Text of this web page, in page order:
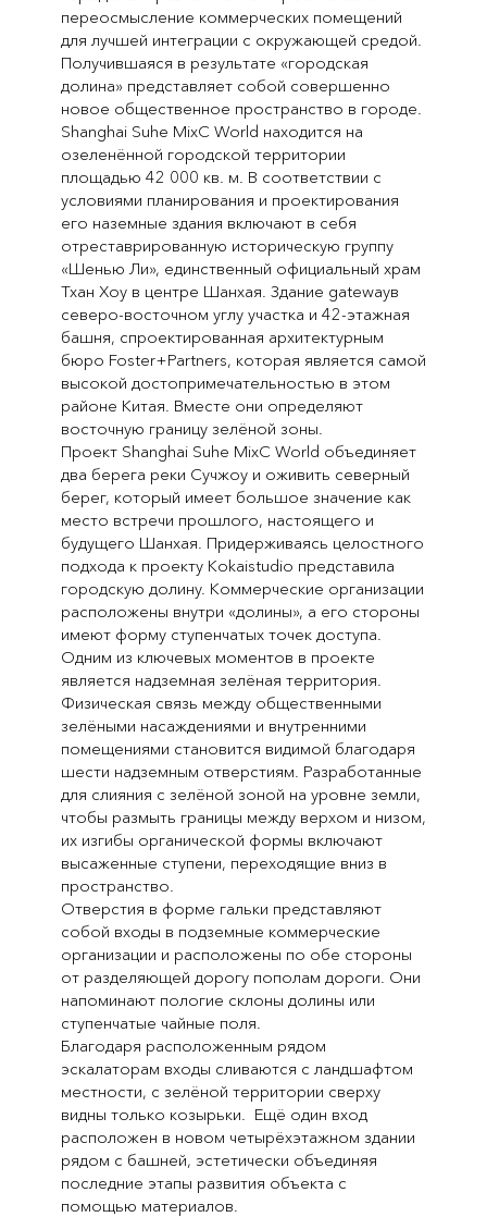
переосмысление коммерческих помещений
для лучшей интеграции с окружающей средой.
Получившаяся в результате «городская
долина» представляет собой совершенно
новое общественное пространство в городе.
Shanghai Suhe MixC World находится на
озеленённой городской территории
площадью 42 000 кв. м. В соответствии с
условиями планирования и проектирования
его наземные здания включают в себя
отреставрированную историческую группу
«Шенью Ли», единственный официальный храм
Тхан Хоу в центре Шанхая. Здание gatewayв
северо-восточном углу участка и 42-этажная
башня, спроектированная архитектурным
бюро Foster+Partners, которая является самой
высокой достопримечательностью в этом
районе Китая. Вместе они определяют
восточную границу зелёной зоны.
Проект Shanghai Suhe MixC World объединяет
два берега реки Сучжоу и оживить северный
берег, который имеет большое значение как
место встречи прошлого, настоящего и
будущего Шанхая. Придерживаясь целостного
подхода к проекту Kokaistudio представила
городскую долину. Коммерческие организации
расположены внутри «долины», а его стороны
имеют форму ступенчатых точек доступа.
Одним из ключевых моментов в проекте
является надземная зелёная территория.
Физическая связь между общественными
зелёными насаждениями и внутренними
помещениями становится видимой благодаря
шести надземным отверстиям. Разработанные
для слияния с зелёной зоной на уровне земли,
чтобы размыть границы между верхом и низом,
их изгибы органической формы включают
высаженные ступени, переходящие вниз в
пространство.
Отверстия в форме гальки представляют
собой входы в подземные коммерческие
организации и расположены по обе стороны
от разделяющей дорогу пополам дороги. Они
напоминают пологие склоны долины или
ступенчатые чайные поля.
Благодаря расположенным рядом
эскалаторам входы сливаются с ландшафтом
местности, с зелёной территории сверху
видны только козырьки. Ещё один вход
расположен в новом четырёхэтажном здании
рядом с башней, эстетически объединяя
последние этапы развития объекта с
помощью материалов.